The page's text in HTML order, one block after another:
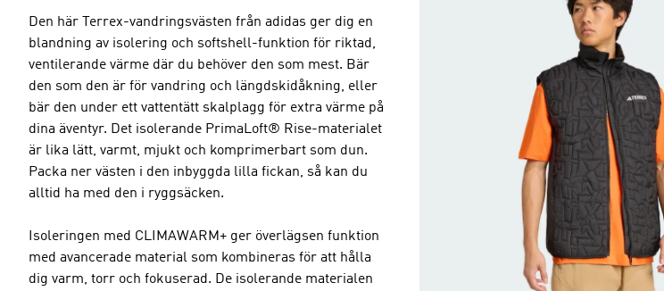
Den här Terrex-vandringsvästen från adidas ger dig en
blandning av isolering och softshell-funktion för riktad,
ventilerande värme där du behöver den som mest. Bär
den som den är för vandring och längdskidåkning, eller
bär den under ett vattentätt skalplagg för extra värme på
dina äventyr. Det isolerande PrimaLoft® Rise-materialet
är lika lätt, varmt, mjukt och komprimerbart som dun.
Packa ner västen i den inbyggda lilla fickan, så kan du
alltid ha med den i ryggsäcken.
Isoleringen med CLIMAWARM+ ger överlägsen funktion
med avancerade material som kombineras för att hålla
dig varm, torr och fokuserad. De isolerande materialen